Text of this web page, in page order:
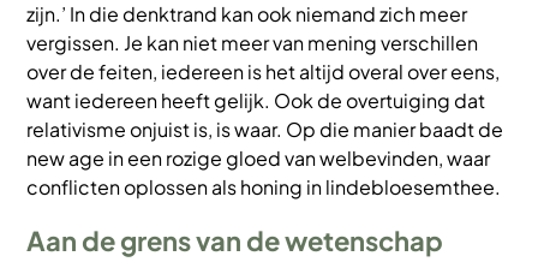
zijn.’ In die denktrand kan ook niemand zich meer
vergissen. Je kan niet meer van mening verschillen
over de feiten, iedereen is het altijd overal over eens,
want iedereen heeft gelijk. Ook de overtuiging dat
relativisme onjuist is, is waar. Op die manier baadt de
new age in een rozige gloed van welbevinden, waar
conflicten oplossen als honing in lindebloesemthee.
Aan de grens van de wetenschap